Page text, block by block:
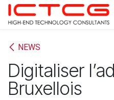
Se rendre au contenu
NEWS
Digitaliser
Bruxellois